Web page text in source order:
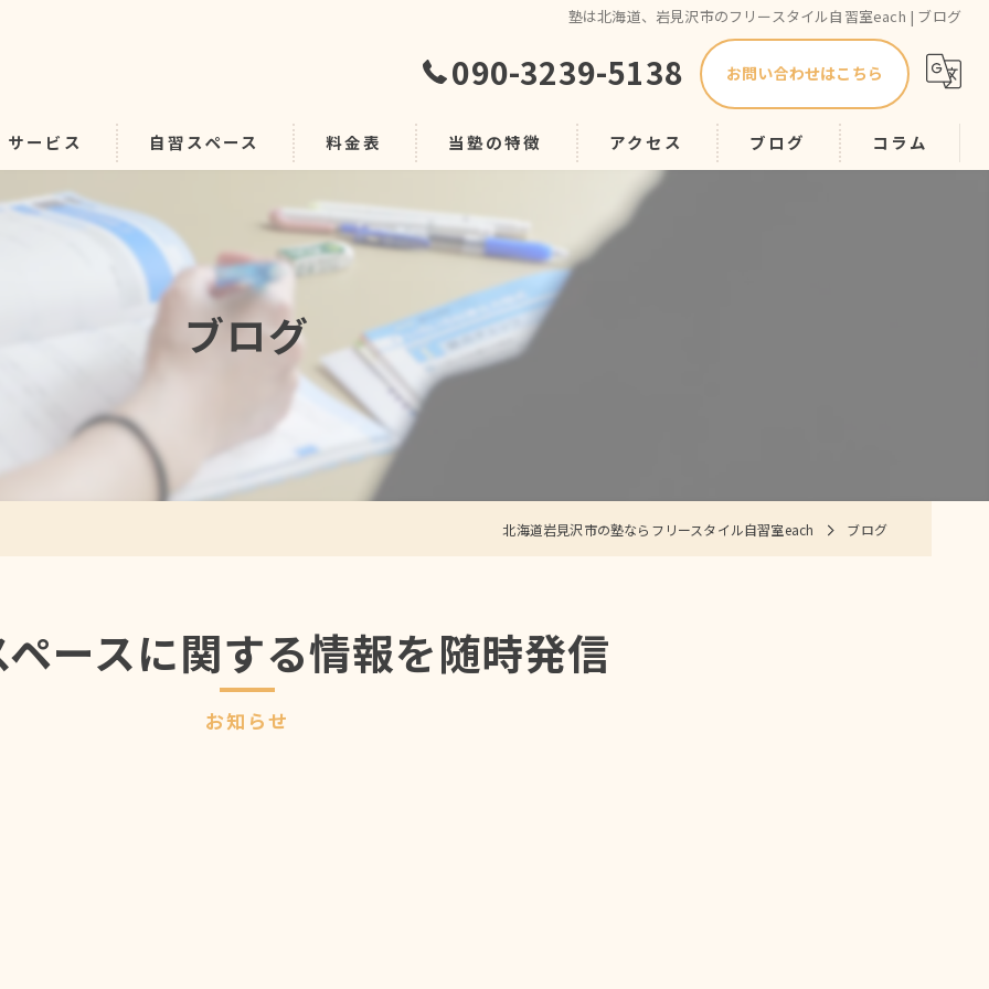
塾は北海道、岩見沢市のフリースタイル自習室each | ブログ
090-3239-5138 お問い合わせはこちら
サービス 自習スペース 料金表 当塾の特徴
自習室
グループ
個別デスク
安い
アクセス ブログ コラム
ブログ
北海道岩見沢市の塾ならフリースタイル自習室each ブログ
ースに関する情報を随時発信
お知らせ